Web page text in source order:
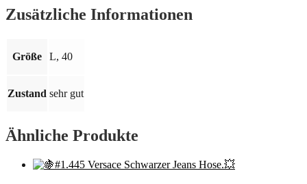
Menge
Zusätzliche Informationen
Größe L, 40
Zustand sehr gut
Ähnliche Produkte